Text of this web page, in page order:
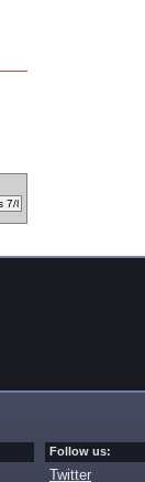
Follow us:
Twitter